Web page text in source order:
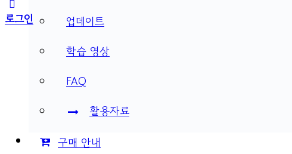
로그인
업데이트
학습 영상
FAQ
활용자료
구매 안내